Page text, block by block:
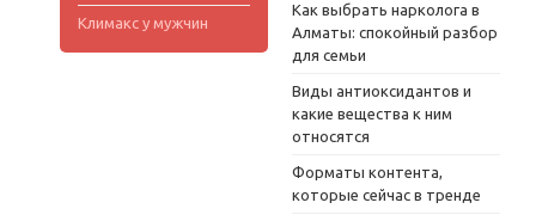
Климакс у мужчин
Как выбрать нарколога в
Алматы: спокойный разбор
для семьи
Виды антиоксидантов и
какие вещества к ним
относятся
Форматы контента,
которые сейчас в тренде